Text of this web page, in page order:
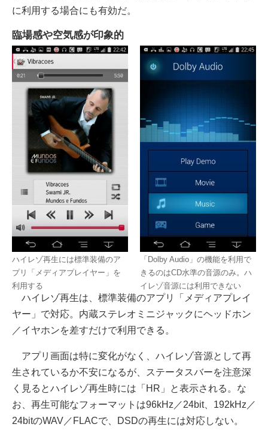
に利用する場合にも有効だ。
臨場感や空気感が印象的
ハイレゾ再生には標準装備のア
プリ「メディアプレイヤー」を
利用する
「Dolby Audio」の機能を利用で
きるのはCD水準の音源のみ。ハ
イレゾ音源には利用できない
ハイレゾ再生は、標準装備のアプリ「メディアプレイ
ヤー」で対応。内蔵ステレオミニジャックにヘッドホン
／イヤホンを差すだけで利用できる。
アプリ画面は特に変化がなく、ハイレゾ音源として再
生されているか不安になるが、ステータスバーを注意深
く見るとハイレゾ再生時には「HR」と表示される。な
お、再生可能なフォーマットは96kHz／24bit、192kHz／
24bitのWAV／FLACで、DSDの再生には対応しない。